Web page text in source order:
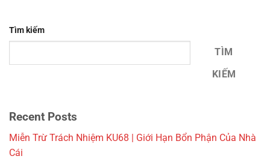
Tìm kiếm
TÌM
KIẾM
Recent Posts
Miễn Trừ Trách Nhiệm KU68 | Giới Hạn Bổn Phận Của Nhà
Cái